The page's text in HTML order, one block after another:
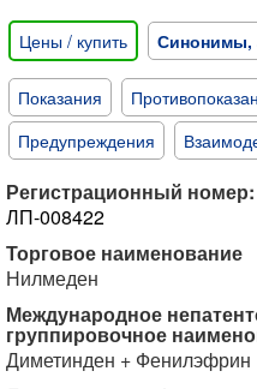
Цены / купить Синонимы,
Показания
Предупреждения
Регистрационный номер:
ЛП-008422
Торговое наименование
Нилмеден
Международное
группировочное
Диметинден + Фенилэфрин